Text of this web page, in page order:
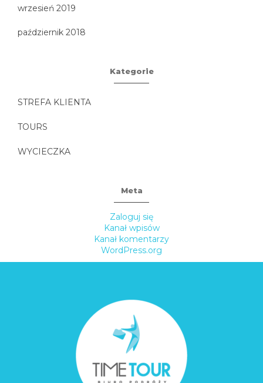
wrzesień 2019
październik 2018
Kategorie
STREFA KLIENTA
TOURS
WYCIECZKA
Meta
Zaloguj się
Kanał wpisów
Kanał komentarzy
WordPress.org